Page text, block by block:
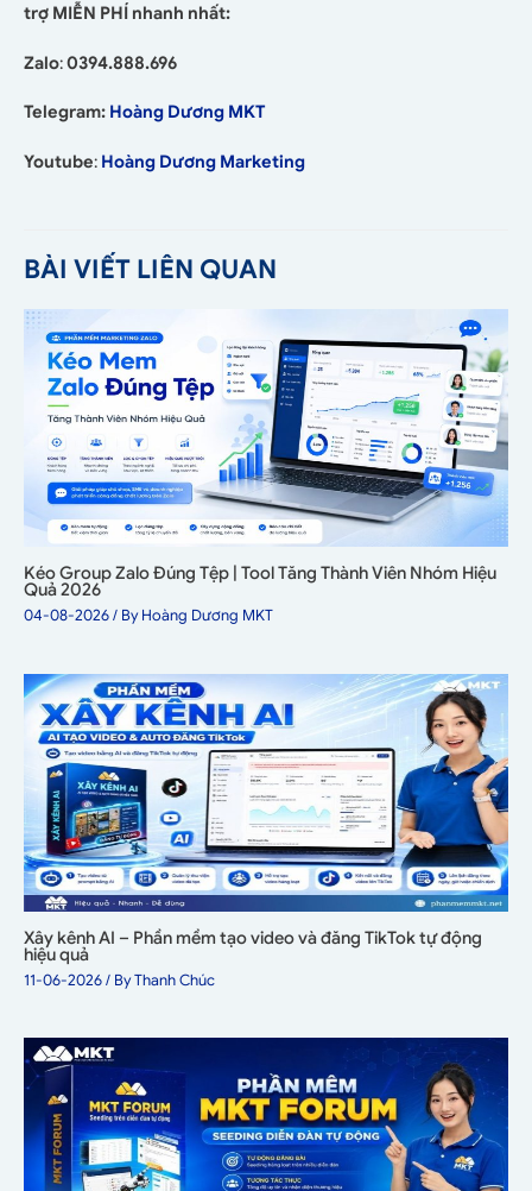
trợ MIỄN PHÍ nhanh nhất:
Zalo:0394.888.696
Telegram: Hoàng Dương MKT
Youtube: Hoàng Dương Marketing
BÀI VIẾT LIÊN QUAN
Kéo Group Zalo Đúng Tệp | Tool Tăng Thành Viên Nhóm Hiệu
Quả 2026
04-08-2026/ ByHoàng Dương MKT
Xây kênh AI – Phần mềm tạo video và đăng TikTok tự động
hiệu quả
11-06-2026/ ByThanh Chúc